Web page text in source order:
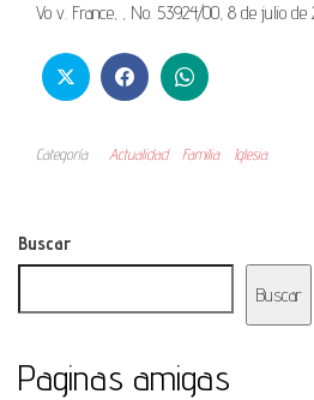
Vo v. France, , No. 53924/00, 8 de julio
Categoría Actualidad Familia Iglesia
Buscar
Buscar
Paginas amigas